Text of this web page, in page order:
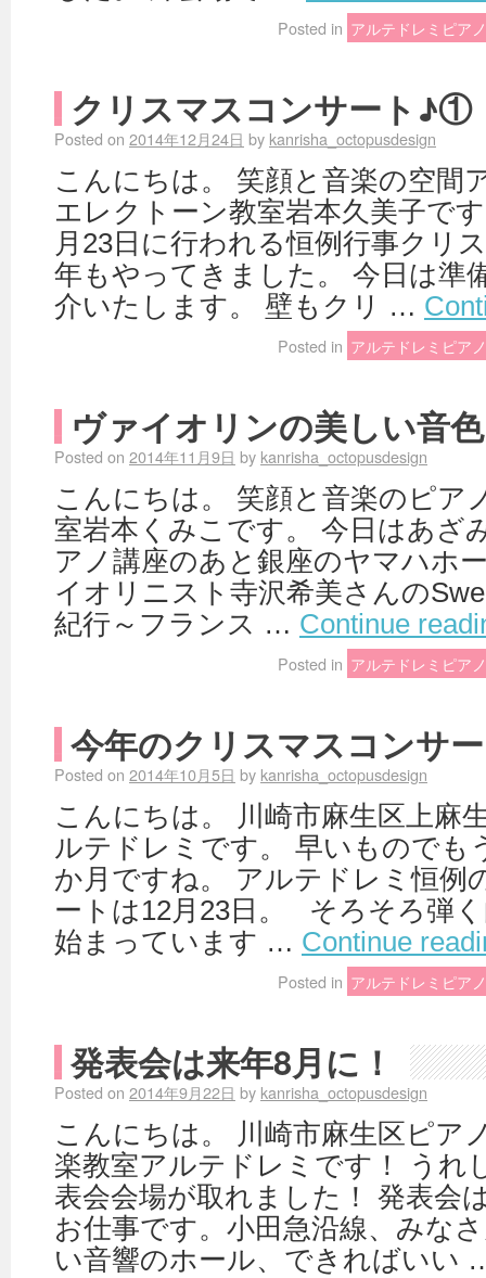
Posted in アルテドレミピア
クリスマスコンサート♪①
Posted on 2014年12月24日 by kanrisha_octopusdesign
こんにちは。 笑顔と音楽の空間
エレクトーン教室岩本久美子で
月23日に行われる恒例行事クリ
年もやってきました。 今日は準
介いたします。 壁もクリ …
Posted in アルテドレミピア
ヴァイオリンの美しい音
Posted on 2014年11月9日 by kanrisha_octopusdesign
こんにちは。 笑顔と音楽のピア
室岩本くみこです。 今日はあざ
アノ講座のあと銀座のヤマハホ
イオリニスト寺沢希美さんの
紀行～フランス … Continue
Posted in アルテドレミピア
今年のクリスマスコンサ
Posted on 2014年10月5日 by kanrisha_octopusdesign
こんにちは。 川崎市麻生区上麻
ルテドレミです。 早いものでも
か月ですね。 アルテドレミ恒例
ートは12月23日。 そろそろ弾
始まっています … Continue
Posted in アルテドレミピア
発表会は来年8月に！
Posted on 2014年9月22日 by kanrisha_octopusdesign
こんにちは。 川崎市麻生区ピア
楽教室アルテドレミです！ うれ
表会会場が取れました！ 発表会
お仕事です。小田急沿線、みな
い音響のホール、できればいい